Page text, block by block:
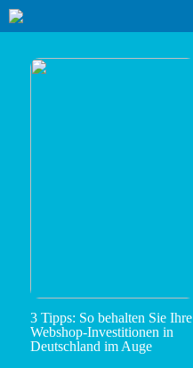
3 Tipps: So behalten Sie Ihre
Webshop-Investitionen in
Deutschland im Auge